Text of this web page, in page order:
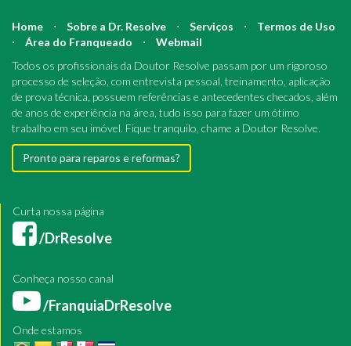
Home ⋅ Sobre a Dr. Resolve ⋅ Serviços ⋅
Termos de Uso
⋅
Área do Franqueado ⋅
Webmail
Todos os profissionais da Doutor Resolve passam por um rigoroso
processo de seleção, com entrevista pessoal, treinamento, aplicação
de prova técnica, possuem referências e antecedentes checados, além
de anos de experiência na área, tudo isso para fazer um ótimo
trabalho em seu imóvel. Fique tranquilo, chame a Doutor Resolve.
Pronto para reparos e reformas?
Curta nossa página
/DrResolve
Conheça nosso canal
/FranquiaDrResolve
Onde estamos